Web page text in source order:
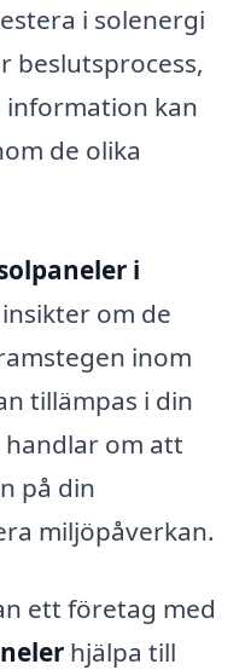
i solenergi
beslutsprocess,
kan
de olika
i
om de
inom
tillämpas i din
om att
på din
miljöpåverkan.
ett företag med
hjälpa till